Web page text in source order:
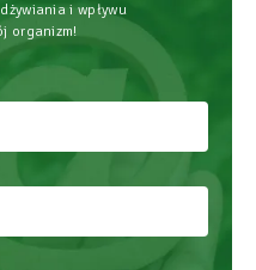
i wpływu
organizm!